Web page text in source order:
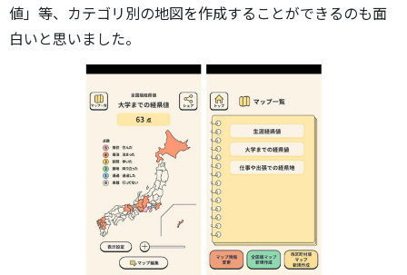
値」等、カテゴリ別の地図を作成することができるのも面
白いと思いました。